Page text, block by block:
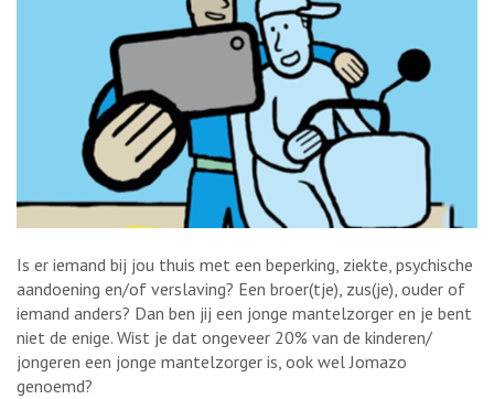
Is er iemand bij jou thuis met een beperking, ziekte, psychische
aandoening en/of verslaving? Een broer(tje), zus(je), ouder of
iemand anders? Dan ben jij een jonge mantelzorger en je bent
niet de enige. Wist je dat ongeveer 20% van de kinderen/
jongeren een jonge mantelzorger is, ook wel Jomazo
genoemd?